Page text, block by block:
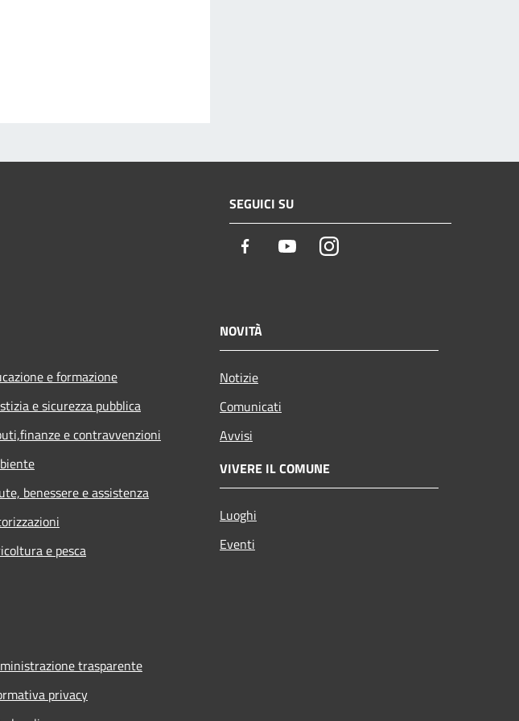
SEGUICI SU
Facebook YoutubeInstagram
e formazione
e sicurezza pubblica
e contravvenzioni
benessere e assistenza
e pesca
NOVITÀ
Notizie
Comunicati
Avvisi
VIVERE IL COMUNE
Luoghi
Eventi
trasparente
privacy